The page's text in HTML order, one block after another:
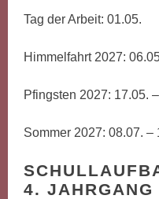
Tag der Arbeit: 01.05.
Himmelfahrt 2027:
Pfingsten 2027: 17.05.
Sommer 2027: 08.07. –
4. JAHRGANG